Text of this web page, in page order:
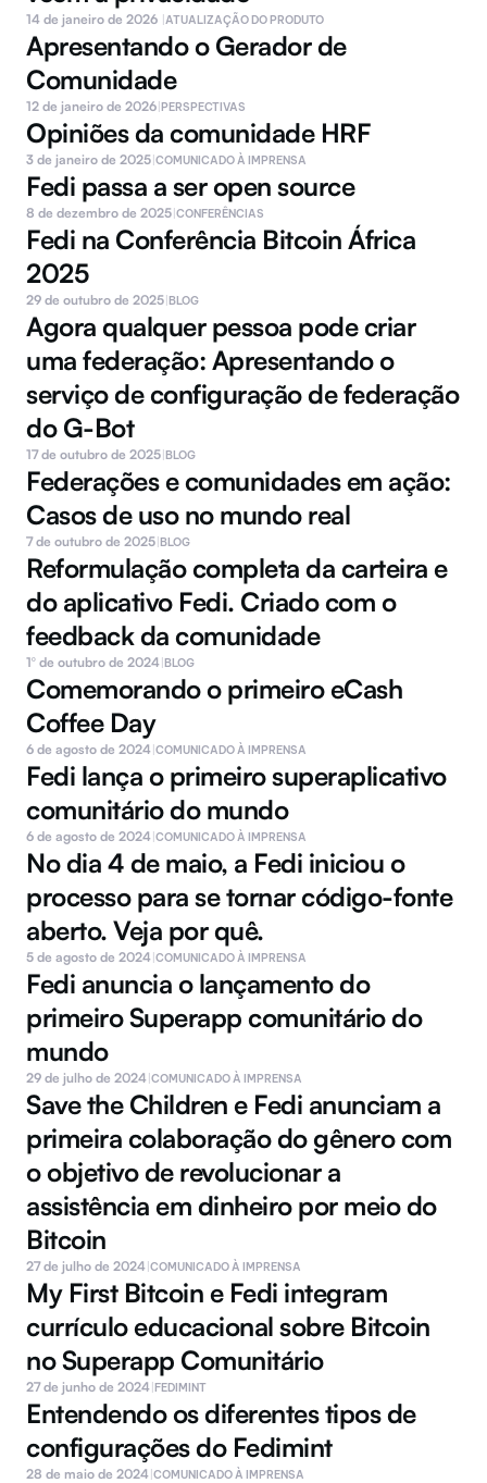
14 de janeiro de 2026 |ATUALIZAÇÃO DO PRODUTO
Apresentando o Gerador de
Comunidade
12 de janeiro de 2026|PERSPECTIVAS
Opiniões da comunidade HRF
3 de janeiro de 2025|COMUNICADO À IMPRENSA
Fedi passa a ser open source
8 de dezembro de 2025|CONFERÊNCIAS
Fedi na Conferência Bitcoin África
2025
29 de outubro de 2025|BLOG
Agora qualquer pessoa pode criar
uma federação: Apresentando o
serviço de configuração de federação
do G-Bot
17 de outubro de 2025|BLOG
Federações e comunidades em ação:
Casos de uso no mundo real
7 de outubro de 2025|BLOG
Reformulação completa da carteira e
do aplicativo Fedi. Criado com o
feedback da comunidade
1º de outubro de 2024|BLOG
Comemorando o primeiro eCash
Coffee Day
6 de agosto de 2024|COMUNICADO À IMPRENSA
Fedi lança o primeiro superaplicativo
comunitário do mundo
6 de agosto de 2024|COMUNICADO À IMPRENSA
No dia 4 de maio, a Fedi iniciou o
processo para se tornar código-fonte
aberto. Veja por quê.
5 de agosto de 2024|COMUNICADO À IMPRENSA
Fedi anuncia o lançamento do
primeiro Superapp comunitário do
mundo
29 de julho de 2024|COMUNICADO À IMPRENSA
Save the Children e Fedi anunciam a
primeira colaboração do gênero com
o objetivo de revolucionar a
assistência em dinheiro por meio do
Bitcoin
27 de julho de 2024|COMUNICADO À IMPRENSA
My First Bitcoin e Fedi integram
currículo educacional sobre Bitcoin
no Superapp Comunitário
27 de junho de 2024|FEDIMINT
Entendendo os diferentes tipos de
configurações do Fedimint
28 de maio de 2024|COMUNICADO À IMPRENSA